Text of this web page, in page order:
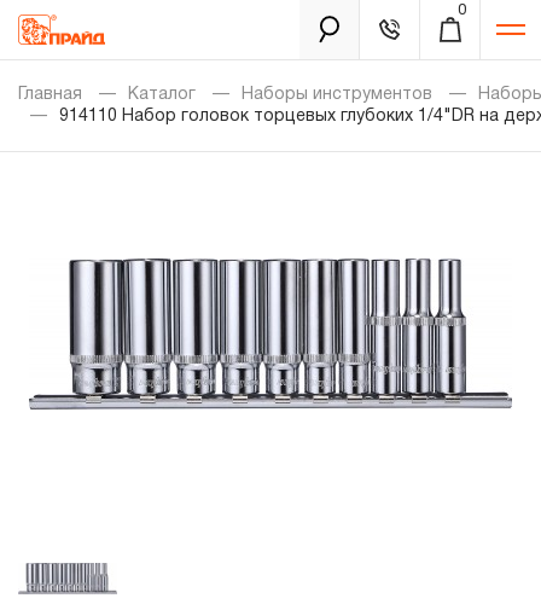
0
Каталог
Распродажа
Уцененный товар
О нас
Гарантия и сервис
Забыли пароль?
Главная Каталог Наборы инструментов
914110 Набор головок торцевых глубоких 1/4"DR на